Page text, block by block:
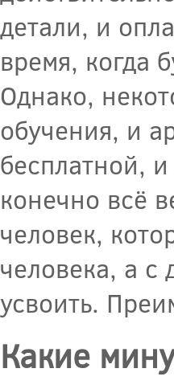
детали, и
время, когда
Однако,
обучения, и
бесплатной,
конечно всё
человек,
человека, а
усвоить.
Какие